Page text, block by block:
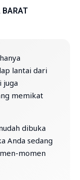
BARAT
lantai dari
juga
memikat
dibuka
Anda sedang
momen